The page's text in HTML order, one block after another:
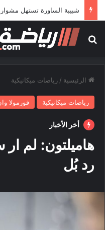
شبيبة الساورة تستهل
بحث عن
الرئيسية / رياضات ميكانيكية
رياضات ميكانيكية فورمولا
أخر الأخبار
هاميلتون: لم
رد بُل